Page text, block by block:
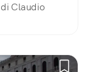
Claudio